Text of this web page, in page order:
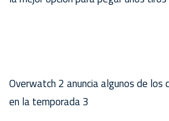
Overwatch 2 anuncia algunos de los
en la temporada 3